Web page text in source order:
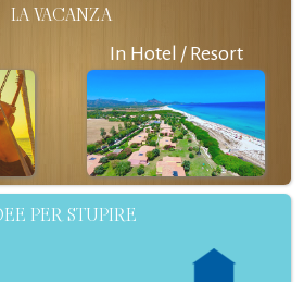
LA VACANZA
In Hotel / Resort
PER STUPIRE